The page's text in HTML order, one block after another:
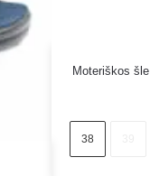
Moteriškos
38